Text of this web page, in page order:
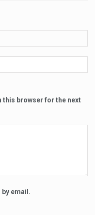
this browser for the next
email.